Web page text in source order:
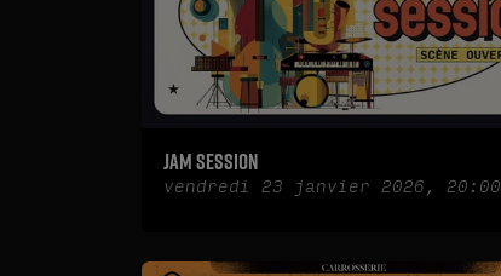
Jam Session
vendredi 23 janvier 2026, 20:00